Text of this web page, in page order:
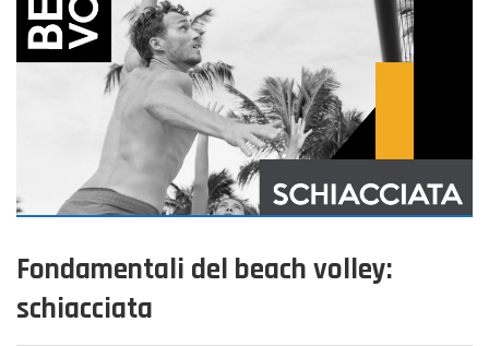
Fondamentali del beach volley:
schiacciata